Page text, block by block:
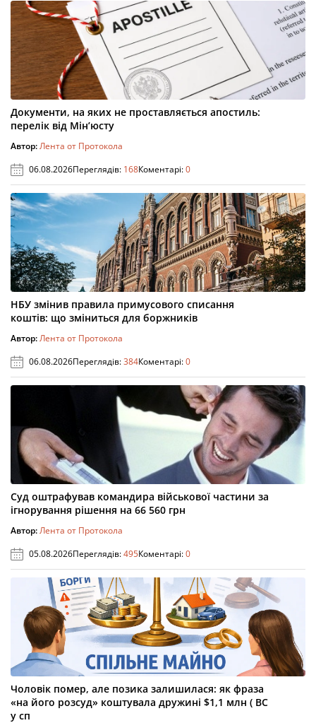
Документи, на яких не проставляється апостиль:
перелік від Мін’юсту
Автор:Лента от Протокола
06.08.2026Переглядів: 168Коментарі:0
НБУ змінив правила примусового списання
коштів: що зміниться для боржників
Автор:Лента от Протокола
06.08.2026Переглядів:384Коментарі:0
Суд оштрафував командира військової частини за
ігнорування рішення на 66 560 грн
Автор:Лента от Протокола
05.08.2026Переглядів:495Коментарі:0
Чоловік помер, але позика залишилася: як фраза
«на його розсуд» коштувала дружині $1,1 млн ( ВС
у сп